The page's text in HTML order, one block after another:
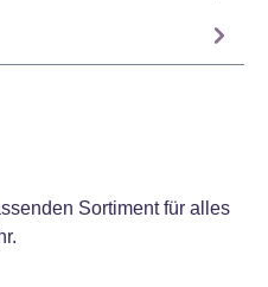
Sortiment für alles